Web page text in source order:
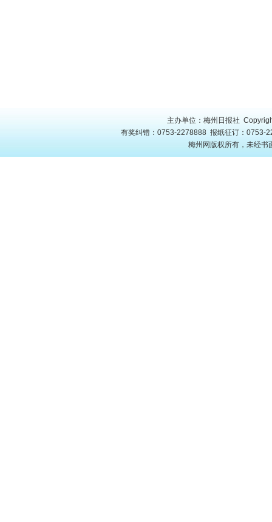
主办单位：梅州日报社
有奖纠错：0753-2278888 报纸征订：0753-
梅州网版权所有，未经